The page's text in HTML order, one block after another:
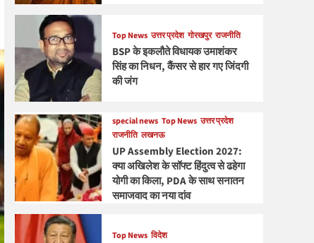
Top News उत्तर प्रदेश गोरखपुर राजनीति
BSP के इकलौते विधायक उमाशंकर
सिंह का निधन, कैंसर से हार गए जिंदगी
की जंग
special news Top News उत्तर प्रदेश
राजनीति लखनऊ
UP Assembly Election 2027:
क्या अखिलेश के सॉफ्ट हिंदुत्व से ढहेगा
योगी का किला, PDA के साथ सनातन
समाजवाद का नया दांव
Top News विदेश